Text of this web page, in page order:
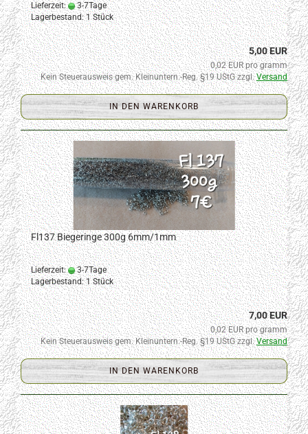
Lieferzeit:
3-7Tage
Lagerbestand: 1 Stück
5,00 EUR
0,02 EUR pro gramm
Kein Steuerausweis gem. Kleinuntern.-Reg. §19 UStG zzgl.Versand
IN DEN WARENKORB
Fl137 Biegeringe 300g 6mm/1mm
Lieferzeit:
3-7Tage
Lagerbestand: 1 Stück
7,00 EUR
0,02 EUR pro gramm
Kein Steuerausweis gem. Kleinuntern.-Reg. §19 UStG zzgl.Versand
IN DEN WARENKORB